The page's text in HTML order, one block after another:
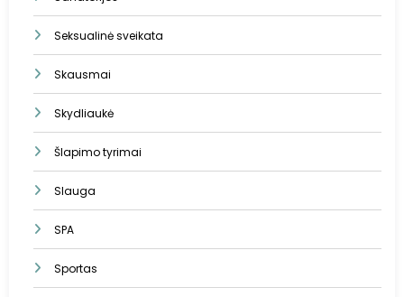
Seksualinė sveikata
Skausmai
Skydliaukė
Šlapimo tyrimai
Slauga
SPA
Sportas